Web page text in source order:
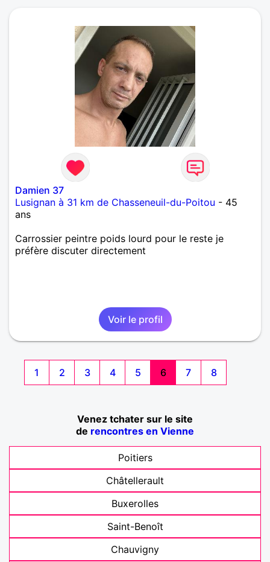
Damien 37
Lusignan à 31 km de Chasseneuil-du-Poitou - 45
ans
Carrossier peintre poids lourd pour le reste je
préfère discuter directement
Voir le profil
1 2 3 4 5 6 7 8
Venez tchater sur le site
de rencontres en Vienne
Poitiers
Châtellerault
Buxerolles
Saint-Benoît
Chauvigny